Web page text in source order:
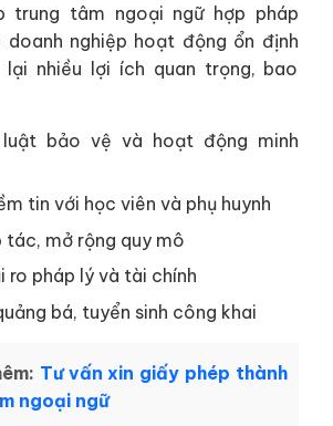
trung tâm ngoại ngữ hợp pháp
doanh nghiệp hoạt động ổn định
nhiều lợi ích quan trọng, bao
bảo vệ và hoạt động minh
tin với học viên và phụ huynh
tác, mở rộng quy mô
ro pháp lý và tài chính
bá, tuyển sinh công khai
Tư vấn xin giấy phép thành
ngoại ngữ